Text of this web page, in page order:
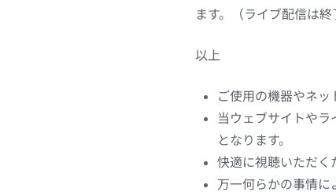
ます。（ライブ配信は終
以上
ご使用の機器やネッ
当ウェブサイトや
となります。
快適に視聴いただく
万一何らかの事情に